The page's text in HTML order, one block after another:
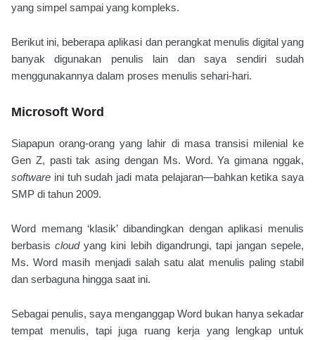
yang simpel sampai yang kompleks.
Berikut ini, beberapa aplikasi dan perangkat menulis digital yang
banyak digunakan penulis lain dan saya sendiri sudah
menggunakannya dalam proses menulis sehari-hari.
Microsoft Word
Siapapun orang-orang yang lahir di masa transisi milenial ke
Gen Z, pasti tak asing dengan Ms. Word. Ya gimana nggak,
software ini tuh sudah jadi mata pelajaran—bahkan ketika saya
SMP di tahun 2009.
Word memang ‘klasik’ dibandingkan dengan aplikasi menulis
berbasiscloudyang kini lebih digandrungi, tapi jangan sepele,
Ms. Word masih menjadi salah satu alat menulis paling stabil
dan serbaguna hingga saat ini.
Sebagai penulis, saya menganggap Word bukan hanya sekadar
tempat menulis, tapi juga ruang kerja yang lengkap untuk